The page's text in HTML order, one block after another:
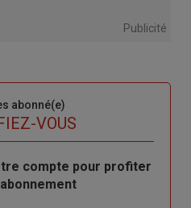
Publicité
abonné(e)
VOUS
compte pour profiter